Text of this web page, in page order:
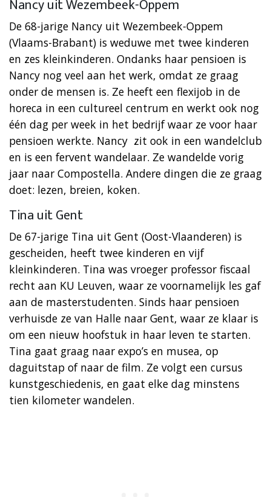
Nancy uit Wezembeek-Oppem
De 68-jarige Nancy uit Wezembeek-Oppem
(Vlaams-Brabant) is weduwe met twee kinderen
en zes kleinkinderen. Ondanks haar pensioen is
Nancy nog veel aan het werk, omdat ze graag
onder de mensen is. Ze heeft een flexijob in de
horeca in een cultureel centrum en werkt ook nog
één dag per week in het bedrijf waar ze voor haar
pensioen werkte. Nancy ​ zit ook in een wandelclub
en is een fervent wandelaar. Ze wandelde vorig
jaar naar Compostella. Andere dingen die ze graag
doet: lezen, breien, koken.
Tina uit Gent
De 67-jarige Tina uit Gent (Oost-Vlaanderen) is
gescheiden, heeft twee kinderen en vijf
kleinkinderen. Tina was vroeger professor fiscaal
recht aan KU Leuven, waar ze voornamelijk les gaf
aan de masterstudenten. Sinds haar pensioen
verhuisde ze van Halle naar Gent, waar ze klaar is
om een nieuw hoofstuk in haar leven te starten.
Tina gaat graag naar expo’s en musea, op
daguitstap of naar de film. Ze volgt een cursus
kunstgeschiedenis, en gaat elke dag minstens
tien kilometer wandelen.